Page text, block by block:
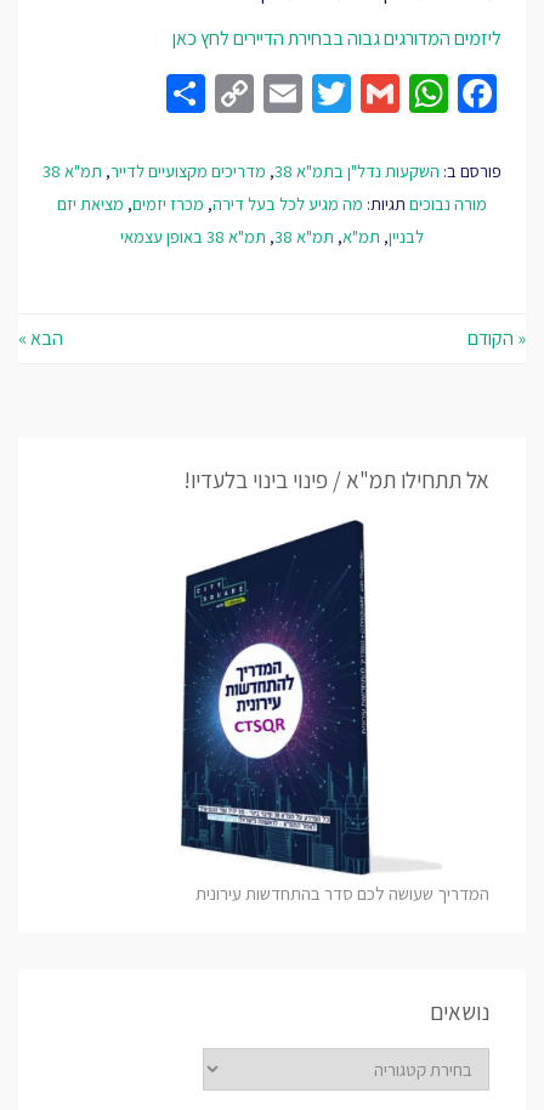
ליזמים המדורגים גבוה בבחירת הדיירים לחץ כאן
Facebook
WhatsApp
Gmail
Twitter
Email
Copy
פורסם ב: השקעות נדל"ן בתמ"א 38 , מדריכים מקצועיים לדייר,
תמ"א 38
מורה נבוכים תגיות: מה מגיע לכל בעל דירה, מכרז יזמים, מציאת יזם
לבניין, תמ"א, תמ"א 38 , תמ"א 38 באופן עצמאי
« הקודם הבא »
אל תתחילו תמ"א / פינוי בינוי בלעדיו!
המדריך שעושה לכם סדר בהתחדשות עירונית
נושאים
נושאים